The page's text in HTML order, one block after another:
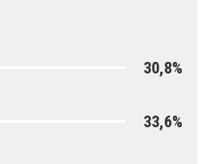
30,8%
33,6%